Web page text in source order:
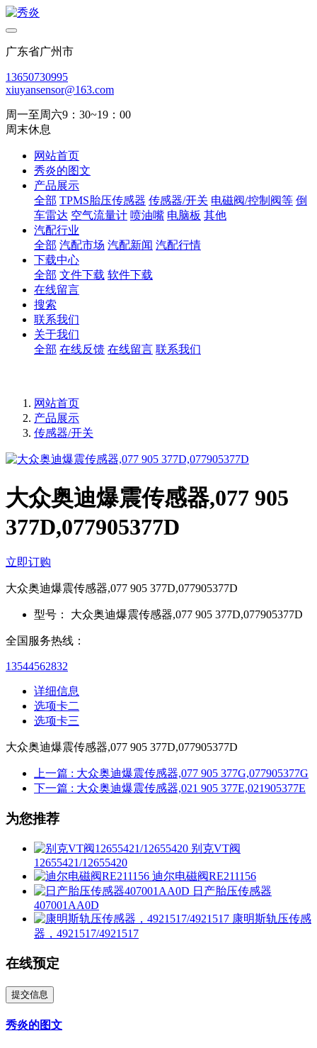
广东省广州市
13650730995
xiuyansensor@163.com
周一至周六9：30~19：00
周末休息
网站首页
秀炎的图文
产品展示
全部 TPMS胎压传感器 传感器/开关 电磁阀/控制阀等 倒
车雷达 空气流量计 喷油嘴 电脑板 其他
汽配行业
全部 汽配市场 汽配新闻 汽配行情
下载中心
全部 文件下载 软件下载
在线留言
搜索
联系我们
关于我们
全部 在线反馈 在线留言 联系我们
网站首页
产品展示
传感器/开关
大众奥迪爆震传感器,077 905
377D,077905377D
立即订购
大众奥迪爆震传感器,077 905 377D,077905377D
型号： 大众奥迪爆震传感器,077 905 377D,077905377D
全国服务热线：
13544562832
详细信息
选项卡二
选项卡三
大众奥迪爆震传感器,077 905 377D,077905377D
上一篇 : 大众奥迪爆震传感器,077 905 377G,077905377G
下一篇 : 大众奥迪爆震传感器,021 905 377E,021905377E
为您推荐
别克VT阀
12655421/12655420
迪尔电磁阀RE211156
日产胎压传感器
407001AA0D
康明斯轨压传感
器，4921517/4921517
在线预定
提交信息
秀炎的图文